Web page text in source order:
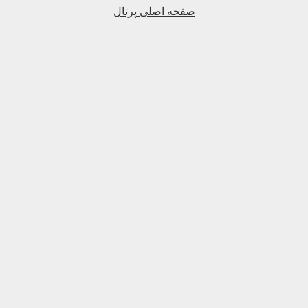
صفحه اصلی پرتال